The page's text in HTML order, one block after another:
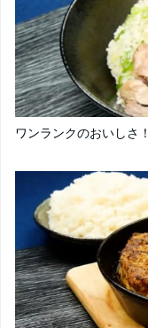
ワンランクのおいしさ